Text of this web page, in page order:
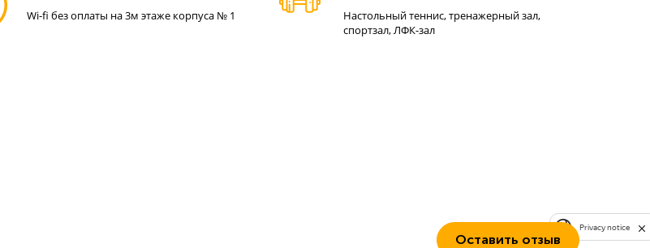
Wi-fi без оплаты на 3м этаже корпуса № 1
Настольный теннис, тренажерный зал,
спортзал, ЛФК-зал
Оставить отзыв
Privacy notice